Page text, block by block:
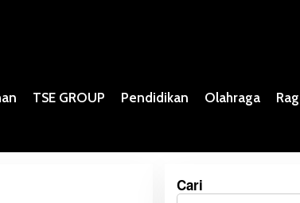
TSE GROUP Pendidikan Olahraga
Cari